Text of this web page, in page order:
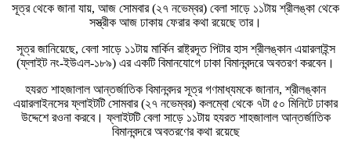
সূত্র থেকে জানা যায়, আজ সোমবার (২৭ নভেম্বর) বেলা সাড়ে ১১টায় শ্রীলঙ্কা থেকে
সস্ত্রীক আজ ঢাকায় ফেরার কথা রয়েছে তার।
সূত্র জানিয়েছে, বেলা সাড়ে ১১টায় মার্কিন রাষ্ট্রদূত পিটার হাস শ্রীলঙ্কান এয়ারলাইন্স
(ফ্লাইট নং-ইউএল-১৮৯) এর একটি বিমানযোগে ঢাকা বিমানবন্দরে অবতরণ করবেন।
হযরত শাহজালাল আন্তর্জাতিক বিমানবন্দর সূত্র গণমাধ্যমকে জানান, শ্রীলঙ্কান
এয়ারলাইনসের ফ্লাইটটি সোমবার (২৭ নভেম্বর) কলম্বো থেকে ৭টা ৫০ মিনিটে ঢাকার
উদ্দেশে রওনা করবে। ফ্লাইটটি বেলা সাড়ে ১১টায় হযরত শাহজালাল আন্তর্জাতিক
বিমানবন্দরে অবতরণের কথা রয়েছে